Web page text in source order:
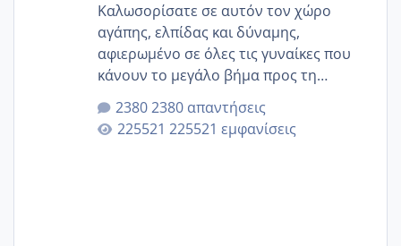
Καλωσορίσατε σε αυτόν τον χώρο
αγάπης, ελπίδας και δύναμης,
αφιερωμένο σε όλες τις γυναίκες που
κάνουν το μεγάλο βήμα προς τη
μητρότητα μέσω εξωσωματικής το 2025.
Εδώ θα μοιραστούμε αγωνίες, χαρές,
εμπειρίες και κάθε μικρή ή μεγάλη
2380 απαντήσεις
225521 εμφανίσεις